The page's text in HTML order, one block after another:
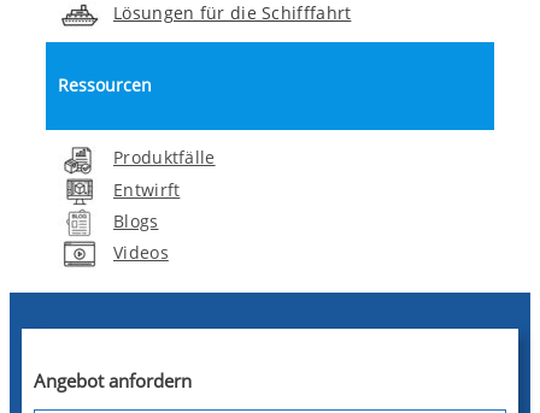
Lösungen für die Schifffahrt
Ressourcen
Produktfälle
Entwirft
Blogs
Videos
Angebot anfordern